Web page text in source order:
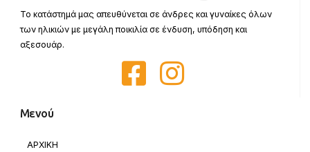
Το κατάστημά μας απευθύνεται σε άνδρες και γυναίκες όλων
των ηλικιών με μεγάλη ποικιλία σε ένδυση, υπόδηση και
αξεσουάρ.
Μενού
ΑΡΧΙΚΗ